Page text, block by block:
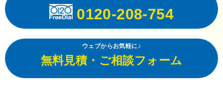
0120-208-754
ウェブからお気軽に♪
無料見積・ご相談フォーム